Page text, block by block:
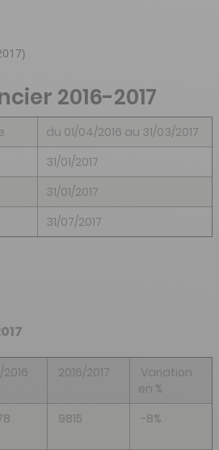
2016-2017
du 01/04/2016 au 31/03/2017
31/01/2017
31/01/2017
31/07/2017
2016 2016/2017
Variation
en %
9815 -8%